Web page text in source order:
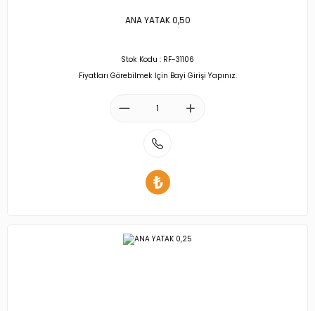
ANA YATAK 0,50
Stok Kodu : RF-31106
Fiyatları Görebilmek İçin Bayi Girişi Yapınız.